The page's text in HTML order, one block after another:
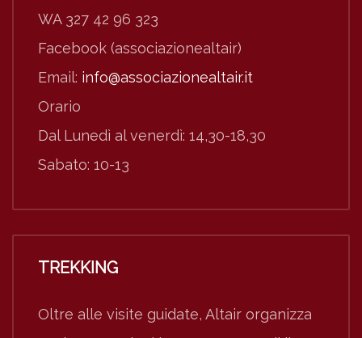
WA 327 42 96 323
Facebook (associazionealtair)
Email: info@associazionealtair.it
Orario
Dal Lunedì al venerdì: 14,30-18,30
Sabato: 10-13
TREKKING
Oltre alle visite guidate, Altair organizza